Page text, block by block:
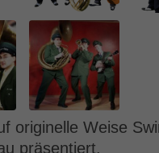
originelle Weise
präsentiert.
Essenziell (1)
Essenzielle
Funktion der
Marketing (1)
Marketing-Cookies